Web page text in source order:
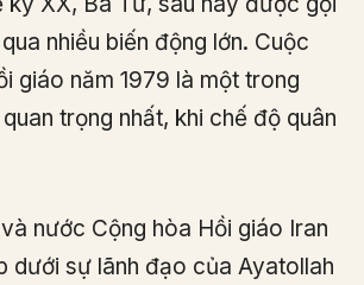
nhiều biến động lớn. Cuộc
giáo năm 1979 là một trong
trọng nhất, khi chế độ quân
nước Cộng hòa Hồi giáo Iran
dưới sự lãnh đạo của Ayatollah